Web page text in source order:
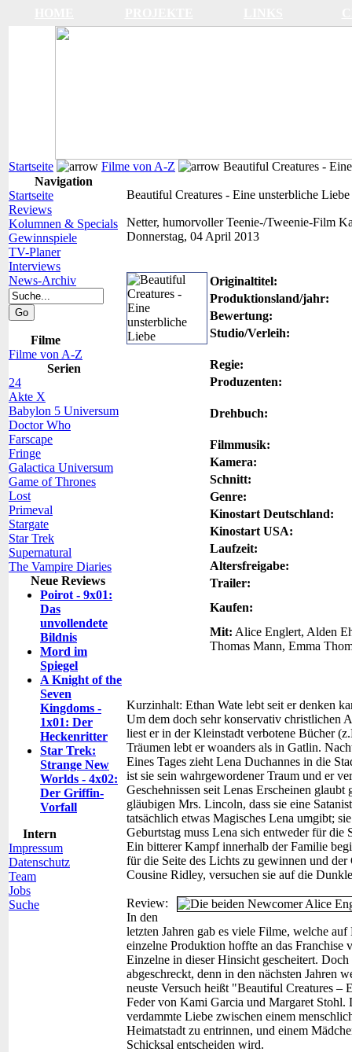
Startseite Filme von A-Z
Beautiful Creatures -
Navigation
Startseite
Reviews
Kolumnen & Specials
Gewinnspiele
TV-Planer
Interviews
News-Archiv
Filme
Filme von A-Z
Serien
24
Akte X
Babylon 5 Universum
Doctor Who
Farscape
Fringe
Galactica Universum
Game of Thrones
Lost
Primeval
Stargate
Star Trek
Supernatural
The Vampire Diaries
Neue Reviews
Poirot - 9x01:
Das
unvollendete
Bildnis
Mord im
Spiegel
A Knight of the
Seven
Kingdoms -
1x01: Der
Heckenritter
Star Trek:
Strange New
Worlds - 4x02:
Der Griffin-
Vorfall
Intern
Impressum
Datenschutz
Team
Jobs
Suche
Beautiful Creatures - Eine unsterbliche Liebe
Netter, humorvoller Teenie-/Tweenie-Film
Donnerstag, 04 April 2013
Originaltitel:
Produktionsland/jahr:
Bewertung:
Studio/Verleih:
Regie:
Produzenten:
Drehbuch:
Filmmusik:
Kamera:
Schnitt:
Genre:
Kinostart Deutschland:
Kinostart USA:
Laufzeit:
Altersfreigabe:
Trailer:
Kaufen:
Mit: Alice Englert, Alden
Thomas Mann, Emma
Kurzinhalt: Ethan Wate lebt seit er denken
Um dem doch sehr konservativ christlichen
liest er in der Kleinstadt verbotene Bücher
Träumen lebt er woanders als in Gatlin.
Eines Tages zieht Lena Duchannes in die
ist sie sein wahrgewordener Traum und er
Geschehnissen seit Lenas Erscheinen
gläubigen Mrs. Lincoln, dass sie eine
tatsächlich etwas Magisches Lena umgibt;
Geburtstag muss Lena sich entweder für die
Ein bitterer Kampf innerhalb der Familie
für die Seite des Lichts zu gewinnen und
Cousine Ridley, versuchen sie auf die
Review:
In den
letzten Jahren gab es viele Filme, welche
einzelne Produktion hoffte an das
Einzelne in dieser Hinsicht gescheitert.
abgeschreckt, denn in den nächsten Jahren
neuste Versuch heißt "Beautiful Creatures –
Feder von Kami Garcia und Margaret
verdammte Liebe zwischen einem
Heimatstadt zu entrinnen, und einem
Schicksal entscheiden wird.